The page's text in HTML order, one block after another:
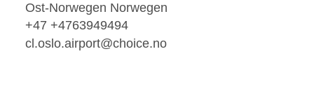
Ost-Norwegen Norwegen
+47 +4763949494
cl.oslo.airport@choice.no